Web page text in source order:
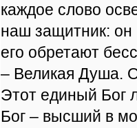
каждое слово
наш защитник: он
его обретают
– Великая Душа.
Этот единый Бог
Бог – высший в